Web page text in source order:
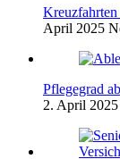
Kreuzfahrten
April 2025
Pflegegrad
2. April 2025